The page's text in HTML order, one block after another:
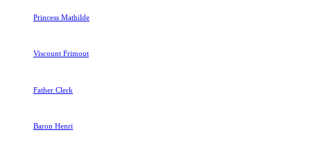
Princess Mathilde
Viscount Frimout
Father Clerk
Baron Henri